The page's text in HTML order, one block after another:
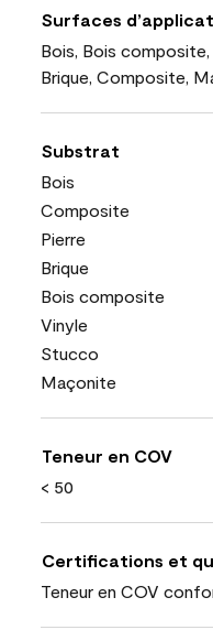
Surfaces
Bois, Bois composite,
Brique, Composite,
Substrat
Bois
Composite
Pierre
Brique
Bois composite
Vinyle
Stucco
Maçonite
Teneur en COV
< 50
Certifications et
Teneur en COV